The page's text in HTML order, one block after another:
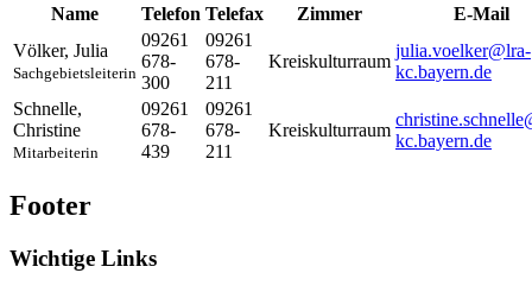
Name Telefon Telefax Zimmer
E-Mail
Völker, Julia
Sachgebietsleiterin
09261
678-
300
09261
678-
211
Kreiskulturraum
julia.voelker@lra-
kc.bayern.de
Schnelle,
Christine
Mitarbeiterin
09261
678-
439
09261
678-
211
Kreiskulturraum
kc.bayern.de
Footer
Wichtige Links